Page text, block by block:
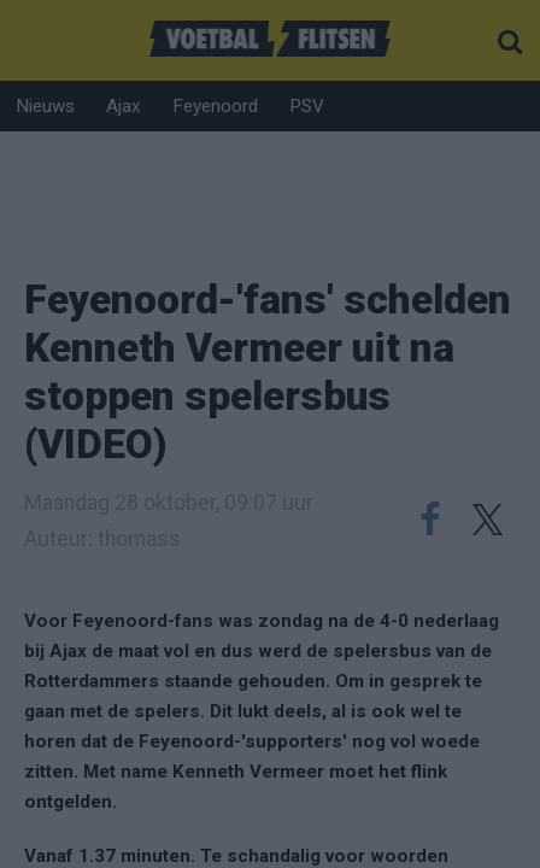
Nieuws Ajax Feyenoord PSV
Feyenoord-'fans' schelden
Kenneth Vermeer uit na
stoppen spelersbus
(VIDEO)
Voor Feyenoord-fans was zondag na de 4-0 nederlaag
bij Ajax de maat vol en dus werd de spelersbus van de
Rotterdammers staande gehouden. Om in gesprek te
gaan met de spelers. Dit lukt deels, al is ook wel te
horen dat de Feyenoord-'supporters' nog vol woede
zitten. Met name Kenneth Vermeer moet het flink
ontgelden.
Vanaf 1.37 minuten. Te schandalig voor woorden